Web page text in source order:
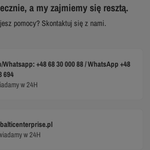
a my zajmiemy się resztą.
pomocy? Skontaktuj się z nami.
Whatsapp: +48 68 30 000 88 / WhatsApp +48
694
w 24H
w 24H